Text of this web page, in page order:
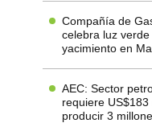
Compañía de
celebra luz
yacimiento en
AEC: Sector
requiere
producir 3